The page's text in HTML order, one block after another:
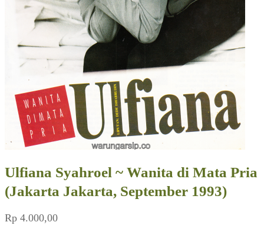
Ulfiana Syahroel ~ Wanita di Mata Pria
(Jakarta Jakarta, September 1993)
Rp 4.000,00